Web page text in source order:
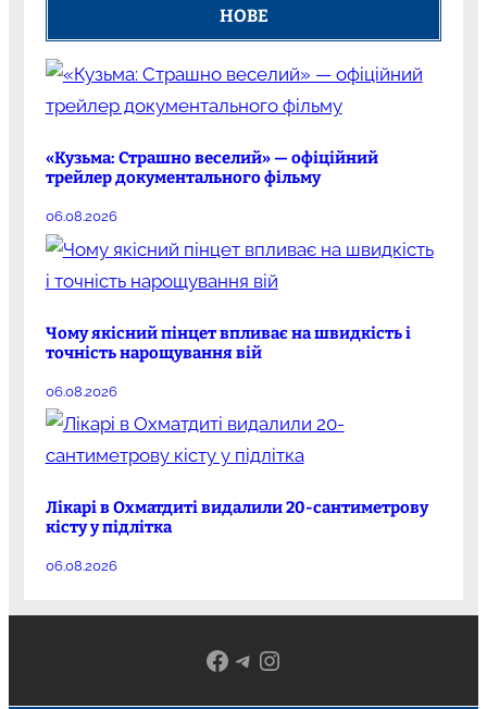
НОВЕ
«Кузьма: Страшно веселий» — офіційний
трейлер документального фільму
06.08.2026
Чому якісний пінцет впливає на швидкість і
точність нарощування вій
06.08.2026
Лікарі в Охматдиті видалили 20-сантиметрову
кісту у підлітка
06.08.2026
Facebook
Telegram
Instagram